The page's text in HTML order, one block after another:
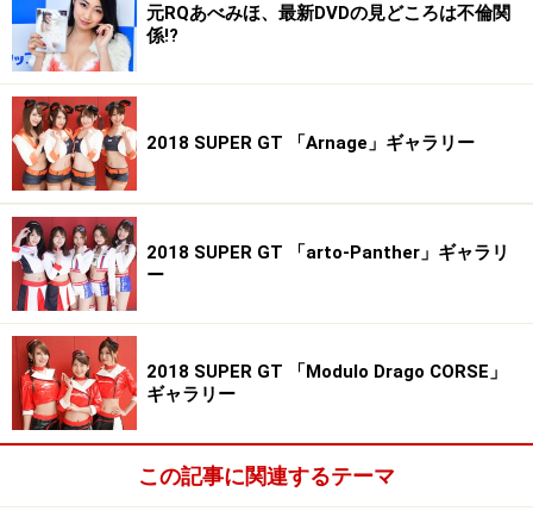
元RQあべみほ、最新DVDの見どころは不倫関
係!?
2018 SUPER GT 「Arnage」ギャラリー
2018 SUPER GT 「arto-Panther」ギャラリ
ー
2018 SUPER GT 「Modulo Drago CORSE」
ギャラリー
この記事に関連するテーマ